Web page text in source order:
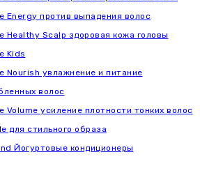
Energy против выпадения волос
Healthy Scalp здоровая кожа головы
Kids
Nourish увлажнение и питание
волос
Volume усиление плотности тонких волос
для стильного образа
Йогуртовые кондиционеры